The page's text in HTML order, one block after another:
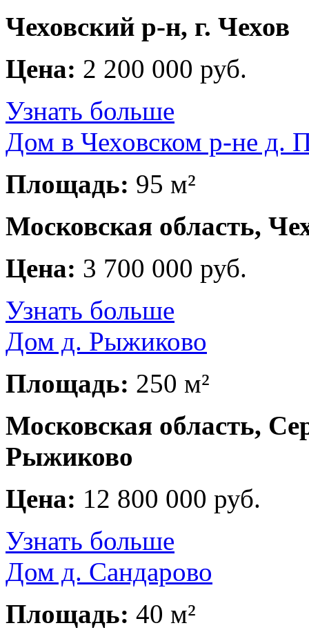
Чеховский р-н, г. Чехов
Цена: 2 200 000 руб.
Узнать больше
Дом в Чеховском р-не д.
Площадь: 95 м²
Московская область,
Цена: 3 700 000 руб.
Узнать больше
Дом д. Рыжиково
Площадь: 250 м²
Московская область,
Рыжиково
Цена: 12 800 000 руб.
Узнать больше
Дом д. Сандарово
Площадь: 40 м²